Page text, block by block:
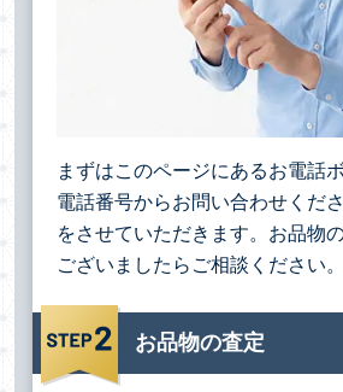
まずはこのページにあるお電話
電話番号からお問い合わせくだ
をさせていただきます。お品物
ございましたらご相談ください。
お品物の査定